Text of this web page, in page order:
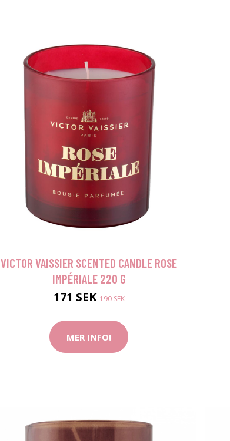
VICTOR VAISSIER SCENTED CANDLE ROSE
IMPÉRIALE 220 G
171 SEK190 SEK
MER INFO!